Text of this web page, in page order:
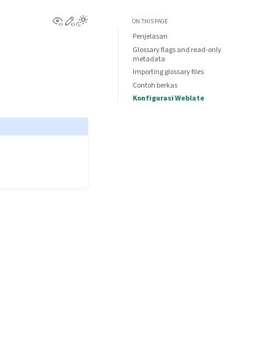
View this page
Edit this pageON THIS PAGE
Penjelasan
Glossary flags and read-only
metadata
Importing glossary files
Contoh berkas
Konfigurasi Weblate